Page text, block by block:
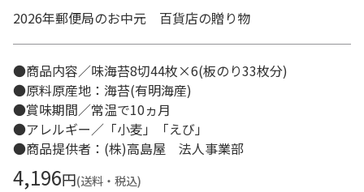
2026年郵便局のお中元 百貨店の贈り物
●商品内容／味海苔8切44枚×6(板のり33枚分)
●原料原産地：海苔(有明海産)
●賞味期間／常温で10ヵ月
●アレルギー／「小麦」「えび」
●商品提供者：(株)高島屋 法人事業部
4,196円(送料・税込)